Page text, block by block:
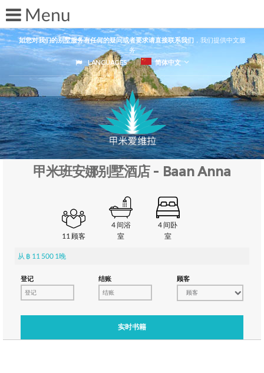
如您对我们的别墅服务有任何的疑问或者要求请直接联系我们，我们提供中文服
务
LANGUAGES
简体中文
甲米班安娜别墅酒店 - Baan Anna
11 顾客
4 间浴
室
4 间卧
室
从 ฿ 11 500 1晚
登记 结账
顾客
顾客
实时书籍